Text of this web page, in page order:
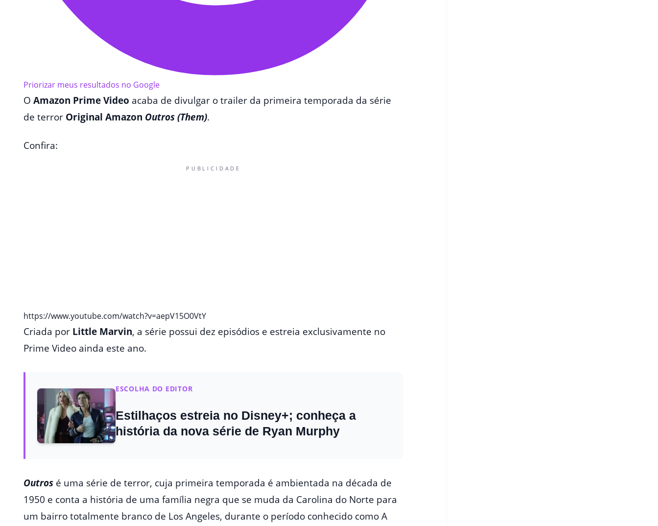
Priorizar meus resultados no Google
O Amazon Prime Video acaba de divulgar o trailer da primeira temporada da série
de terror Original Amazon Outros (Them).
Confira:
PUBLICIDADE
https://www.youtube.com/watch?v=aepV15O0VtY
Criada por Little Marvin, a série possui dez episódios e estreia exclusivamente no
Prime Video ainda este ano.
ESCOLHA DO EDITOR
Estilhaços estreia no Disney+; conheça a
história da nova série de Ryan Murphy
Outros é uma série de terror, cuja primeira temporada é ambientada na década de
1950 e conta a história de uma família negra que se muda da Carolina do Norte para
um bairro totalmente branco de Los Angeles, durante o período conhecido como A